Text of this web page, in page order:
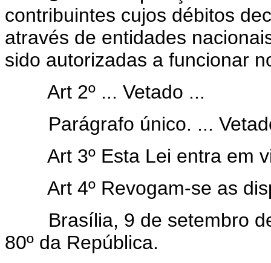
contribuintes cujos débitos
através de entidades
sido autorizadas a funcionar
Art 2º ... Vetado ...
Parágrafo único. ...
Art 3º Esta Lei entra em
Art 4º Revogam-se as
Brasília, 9 de setembro de
80º da República.